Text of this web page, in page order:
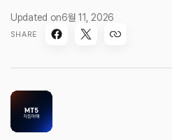
Updated on6월 11, 2026
SHARE